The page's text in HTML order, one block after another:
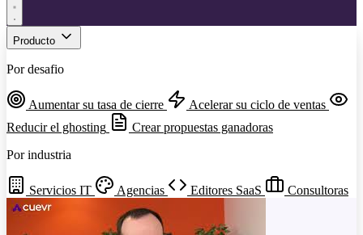
Producto
Por desafio
Aumentar su tasa de cierre
Acelerar su ciclo de ventas
Reducir el ghosting
Crear propuestas ganadoras
Por industria
Servicios IT Agencias Editores SaaS Consultoras